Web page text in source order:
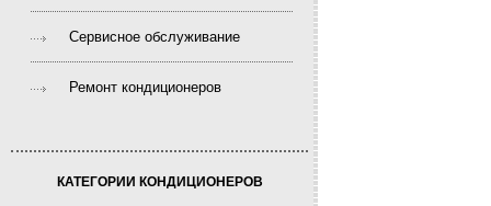
Сервисное обслуживание
Ремонт кондиционеров
КАТЕГОРИИ КОНДИЦИОНЕРОВ